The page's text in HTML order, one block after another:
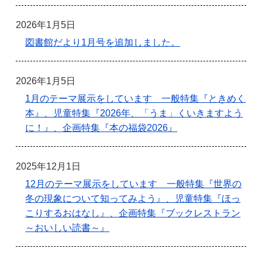
2026年1月5日
図書館だより1月号を追加しました。
2026年1月5日
1月のテーマ展示をしています 一般特集『ときめく
本』、児童特集『2026年、「うま」くいきますよう
に！』、企画特集『本の福袋2026』
2025年12月1日
12月のテーマ展示をしています 一般特集『世界の
冬の現象について知ってみよう』、児童特集『ほっ
こりするおはなし』、企画特集『ブックレストラン
～おいしい読書～』